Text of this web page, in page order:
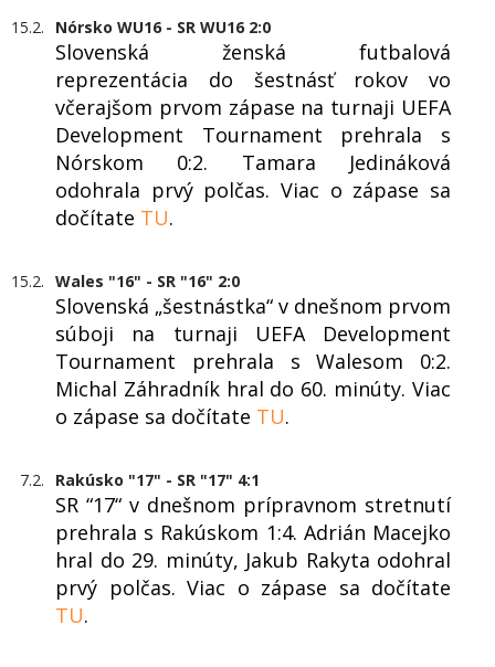
15.2. Nórsko WU16 - SR WU16 2:0
Slovenská ženská futbalová
reprezentácia do šestnásť rokov vo
včerajšom prvom zápase na turnaji UEFA
Development Tournament prehrala s
Nórskom 0:2. Tamara Jedináková
odohrala prvý polčas. Viac o zápase sa
dočítate TU.
15.2. Wales "16" - SR "16" 2:0
Slovenská „šestnástka“ v dnešnom prvom
súboji na turnaji UEFA Development
Tournament prehrala s Walesom 0:2.
Michal Záhradník hral do 60. minúty. Viac
o zápase sa dočítate TU.
7.2. Rakúsko "17" - SR "17" 4:1
SR “17“ v dnešnom prípravnom stretnutí
prehrala s Rakúskom 1:4. Adrián Macejko
hral do 29. minúty, Jakub Rakyta odohral
prvý polčas. Viac o zápase sa dočítate
TU.